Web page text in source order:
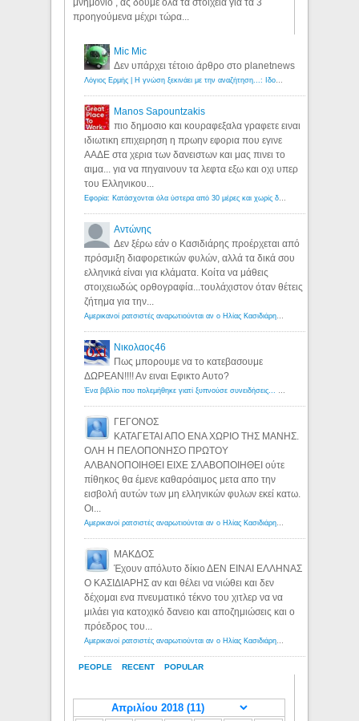
προηγούμενα μέχρι τώρα...
PEOPLE RECENT POPULAR
Mic Mic
Δεν υπάρχει τέτοιο άρθρο στο planetnews
Λόγιος Ερμής | Η γνώση ξεκινάει με την αναζήτηση...: Ιδού οι 18 που χρωστούν 11 δις ευρώ!
Manos Sapountzakis
πιο δημοσιο και κουραφεξαλα γραφετε ειναι
ιδιωτικη επιχειρηση η πρωην εφορια που εγινε
ΑΑΔΕ στα χερια των δανειστων και μας πινει το
αιμα... για να πηγαινουν τα λεφτα εξω και οχι υπερ
του Ελληνικου...
Εφορία: Κατάσχονται όλα ύστερα από 30 μέρες και χωρίς δικαστικές αποφάσεις - Λόγιος Ερμής
Αντώνης
Δεν ξέρω εάν ο Κασιδιάρης προέρχεται από
πρόσμιξη διαφορετικών φυλών, αλλά τα δικά σου
ελληνικά είναι για κλάματα. Κοίτα να μάθεις
στοιχειωδώς ορθογραφία...τουλάχιστον όταν θέτεις
ζήτημα για την...
Αμερικανοί ρατσιστές αναρωτιούνται αν ο Ηλίας Κασιδιάρης ανήκει στη λευκή φυλή... - Λόγιος Ερμής
Νικολαος46
Πως μπορουμε να το κατεβασουμε
ΔΩΡΕΑΝ!!!! Αν ειναι Εφικτο Αυτο?
Ένα βιβλίο που πολεμήθηκε γιατί ξυπνούσε συνειδήσεις... - Λόγιος Ερμής | Η γνώση ξεκινάει με την αναζήτηση...
ΓΕΓΟΝΟΣ
ΚΑΤΑΓΕΤΑΙ ΑΠΟ ΕΝΑ ΧΩΡΙΟ ΤΗΣ ΜΑΝΗΣ.
ΟΛΗ Η ΠΕΛΟΠΟΝΗΣΟ ΠΡΩΤΟΥ
ΑΛΒΑΝΟΠΟΙΗΘΕΙ ΕΙΧΕ ΣΛΑΒΟΠΟΙΗΘΕΙ ούτε
πίθηκος θα έμενε καθαρόαιμος μετα απο την
εισβολή αυτών των μη ελληνικών φυλων εκεί κατω.
Οι...
Αμερικανοί ρατσιστές αναρωτιούνται αν ο Ηλίας Κασιδιάρης ανήκει στη λευκή φυλή... - Λόγιος Ερμής
ΜΑΚΔΟΣ
Έχουν απόλυτο δίκιο ΔΕΝ ΕΙΝΑΙ ΕΛΛΗΝΑΣ
Ο ΚΑΣΙΔΙΑΡΗΣ αν και θέλει να νιώθει και δεν
δέχομαι ενα πνευματικό τέκνο του χιτλερ να να
μιλάει για κατοχικό δανειο και αποζημιώσεις και ο
πρόεδρος του...
Αμερικανοί ρατσιστές αναρωτιούνται αν ο Ηλίας Κασιδιάρης ανήκει στη λευκή φυλή... - Λόγιος Ερμής